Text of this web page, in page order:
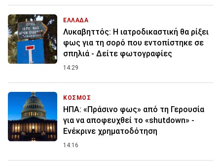
ΕΛΛΑΔΑ
Λυκαβηττός: Η ιατροδικαστική θα ρίξει
φως για τη σορό που εντοπίστηκε σε
σπηλιά - Δείτε φωτογραφίες
14:29
ΚΟΣΜΟΣ
ΗΠΑ: «Πράσινο φως» από τη Γερουσία
για να αποφευχθεί το «shutdown» -
Ενέκρινε χρηματοδότηση
14:16